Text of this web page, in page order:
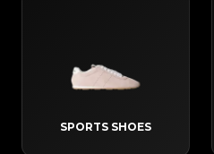
SPORTS SHOES